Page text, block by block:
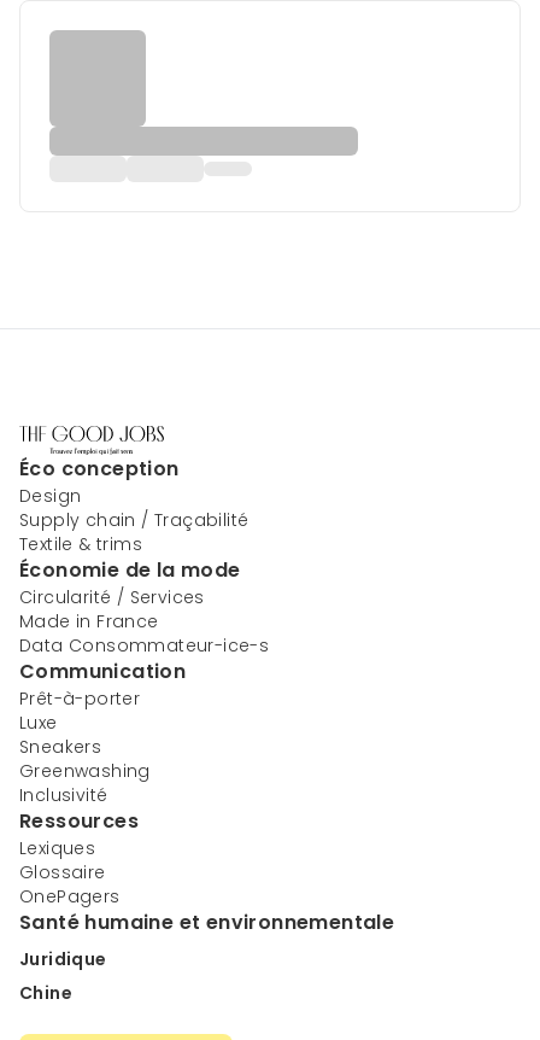
Éco conception
Design
Supply chain / Traçabilité
Textile & trims
Économie de la mode
Circularité / Services
Made in France
Data Consommateur-ice-s
Communication
Prêt-à-porter
Luxe
Sneakers
Greenwashing
Inclusivité
Ressources
Lexiques
Glossaire
OnePagers
Santé humaine et environnementale
Juridique
Chine